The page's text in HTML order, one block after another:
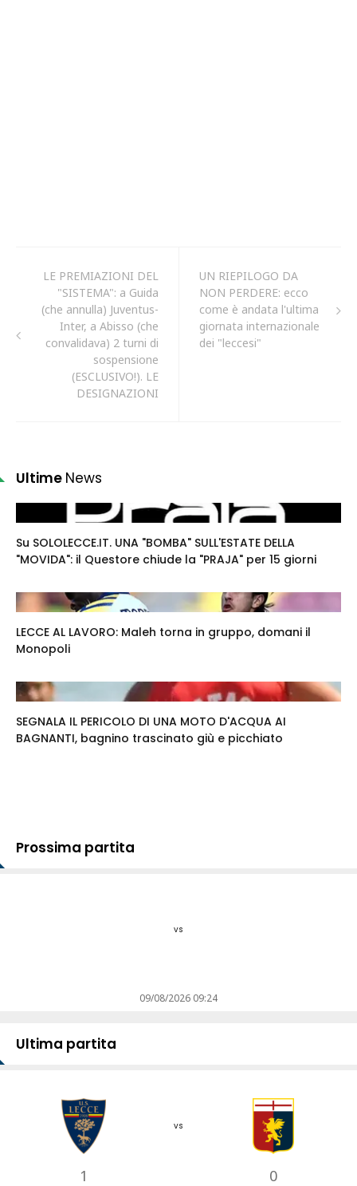
LE PREMIAZIONI DEL
"SISTEMA": a Guida
(che annulla) Juventus-
Inter, a Abisso (che
convalidava) 2 turni di
sospensione
(ESCLUSIVO!). LE
DESIGNAZIONI
UN RIEPILOGO DA
NON PERDERE: ecco
come è andata l'ultima
giornata internazionale
dei "leccesi"
Ultime News
Su SOLOLECCE.IT. UNA "BOMBA" SULL'ESTATE DELLA
"MOVIDA": il Questore chiude la "PRAJA" per 15 giorni
LECCE AL LAVORO: Maleh torna in gruppo, domani il
Monopoli
SEGNALA IL PERICOLO DI UNA MOTO D'ACQUA AI
BAGNANTI, bagnino trascinato giù e picchiato
Prossima partita
vs
09/08/2026 09:24
Ultima partita
1
vs
0